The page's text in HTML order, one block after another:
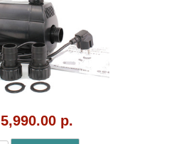
5,990.00 р.